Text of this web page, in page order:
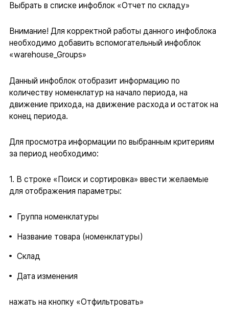
Выбрать в списке инфоблок «Отчет по складу»
Внимание! Для корректной работы данного инфоблока
необходимо добавить вспомогательный инфоблок
«warehouse_Groups»
Данный инфоблок отобразит информацию по
количеству номенклатур на начало периода, на
движение прихода, на движение расхода и остаток на
конец периода.
Для просмотра информации по выбранным критериям
за период необходимо:
1. В строке «Поиск и сортировка» ввести желаемые
для отображения параметры:
Группа номенклатуры
Название товара (номенклатуры)
Склад
Дата изменения
нажать на кнопку «Отфильтровать»